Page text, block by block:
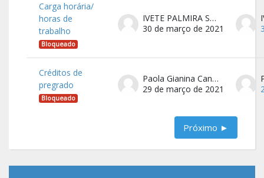
Carga horária/
horas de
trabalho
Bloqueado
IVETE PALMIRA SANSON SANSON ZAGONEL
30 de março de 2021
Créditos de
pregrado
Bloqueado
Paola Gianina Candia Ramirez
29 de março de 2021
Próximo ►